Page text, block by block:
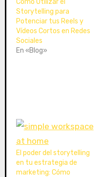
o
.
.
.
Cómo Utilizar el
Storytelling para
Potenciar tus Reels y
Vídeos Cortos en Redes
Sociales
En «Blog»
El poder del storytelling
en tu estrategia de
marketing: Cómo